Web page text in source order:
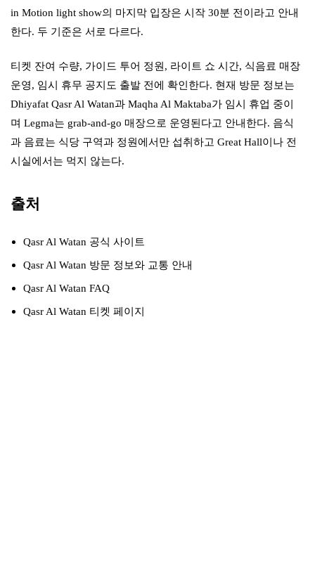
in Motion light show의 마지막 입장은 시작 30분 전이라고 안내
한다. 두 기준은 서로 다르다.
티켓 잔여 수량, 가이드 투어 정원, 라이트 쇼 시간, 식음료 매장
운영, 임시 휴무 공지도 출발 전에 확인한다. 현재 방문 정보는
Dhiyafat Qasr Al Watan과 Maqha Al Maktaba가 임시 휴업 중이
며 Legma는 grab-and-go 매장으로 운영된다고 안내한다. 음식
과 음료는 식당 구역과 정원에서만 섭취하고 Great Hall이나 전
시실에서는 먹지 않는다.
출처
Qasr Al Watan 공식 사이트
Qasr Al Watan 방문 정보와 교통 안내
Qasr Al Watan FAQ
Qasr Al Watan 티켓 페이지